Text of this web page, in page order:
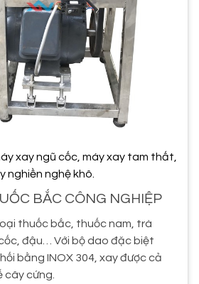
xay ngũ cốc, máy xay tam thất,
nghiền nghệ khô.
BẮC CÔNG NGHIỆP
thuốc bắc, thuốc nam, trà
đậu… Với bộ dao đặc biệt
bằng INOX 304, xay được cả
cây cứng.